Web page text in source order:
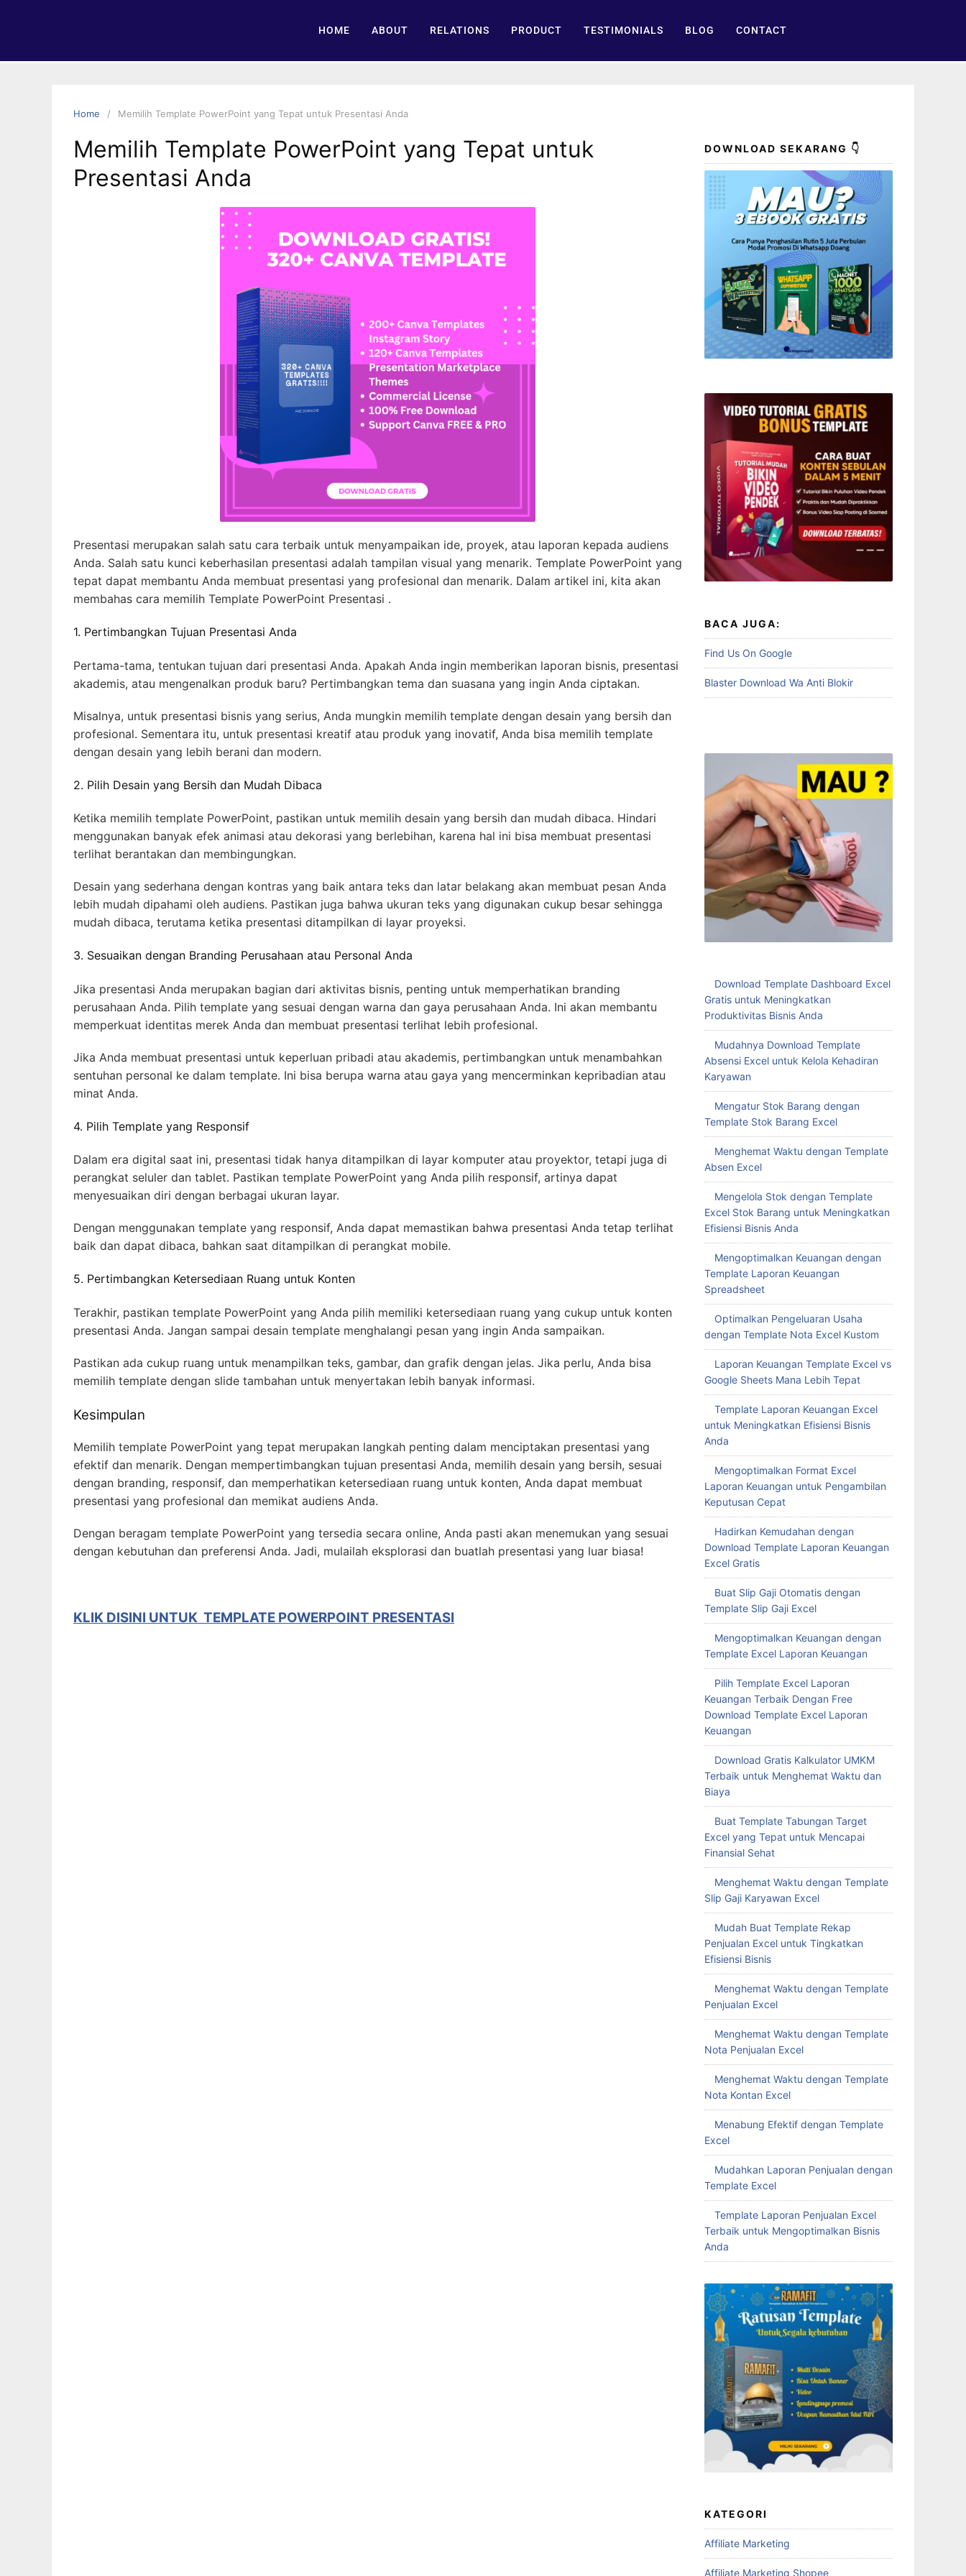
HOME ABOUT RELATIONS PRODUCT TESTIMONIALS BLOG CONTACT
Home Memilih Template PowerPoint yang Tepat untuk Presentasi Anda
Memilih Template PowerPoint yang Tepat untuk
Presentasi Anda
Presentasi merupakan salah satu cara terbaik untuk menyampaikan ide, proyek, atau laporan kepada audiens
Anda. Salah satu kunci keberhasilan presentasi adalah tampilan visual yang menarik. Template PowerPoint yang
tepat dapat membantu Anda membuat presentasi yang profesional dan menarik. Dalam artikel ini, kita akan
membahas cara memilih Template PowerPoint Presentasi .
1. Pertimbangkan Tujuan Presentasi Anda
Pertama-tama, tentukan tujuan dari presentasi Anda. Apakah Anda ingin memberikan laporan bisnis, presentasi
akademis, atau mengenalkan produk baru? Pertimbangkan tema dan suasana yang ingin Anda ciptakan.
Misalnya, untuk presentasi bisnis yang serius, Anda mungkin memilih template dengan desain yang bersih dan
profesional. Sementara itu, untuk presentasi kreatif atau produk yang inovatif, Anda bisa memilih template
dengan desain yang lebih berani dan modern.
2. Pilih Desain yang Bersih dan Mudah Dibaca
Ketika memilih template PowerPoint, pastikan untuk memilih desain yang bersih dan mudah dibaca. Hindari
menggunakan banyak efek animasi atau dekorasi yang berlebihan, karena hal ini bisa membuat presentasi
terlihat berantakan dan membingungkan.
Desain yang sederhana dengan kontras yang baik antara teks dan latar belakang akan membuat pesan Anda
lebih mudah dipahami oleh audiens. Pastikan juga bahwa ukuran teks yang digunakan cukup besar sehingga
mudah dibaca, terutama ketika presentasi ditampilkan di layar proyeksi.
3. Sesuaikan dengan Branding Perusahaan atau Personal Anda
Jika presentasi Anda merupakan bagian dari aktivitas bisnis, penting untuk memperhatikan branding
perusahaan Anda. Pilih template yang sesuai dengan warna dan gaya perusahaan Anda. Ini akan membantu
memperkuat identitas merek Anda dan membuat presentasi terlihat lebih profesional.
Jika Anda membuat presentasi untuk keperluan pribadi atau akademis, pertimbangkan untuk menambahkan
sentuhan personal ke dalam template. Ini bisa berupa warna atau gaya yang mencerminkan kepribadian atau
minat Anda.
4. Pilih Template yang Responsif
Dalam era digital saat ini, presentasi tidak hanya ditampilkan di layar komputer atau proyektor, tetapi juga di
perangkat seluler dan tablet. Pastikan template PowerPoint yang Anda pilih responsif, artinya dapat
menyesuaikan diri dengan berbagai ukuran layar.
Dengan menggunakan template yang responsif, Anda dapat memastikan bahwa presentasi Anda tetap terlihat
baik dan dapat dibaca, bahkan saat ditampilkan di perangkat mobile.
5. Pertimbangkan Ketersediaan Ruang untuk Konten
Terakhir, pastikan template PowerPoint yang Anda pilih memiliki ketersediaan ruang yang cukup untuk konten
presentasi Anda. Jangan sampai desain template menghalangi pesan yang ingin Anda sampaikan.
Pastikan ada cukup ruang untuk menampilkan teks, gambar, dan grafik dengan jelas. Jika perlu, Anda bisa
memilih template dengan slide tambahan untuk menyertakan lebih banyak informasi.
Kesimpulan
Memilih template PowerPoint yang tepat merupakan langkah penting dalam menciptakan presentasi yang
efektif dan menarik. Dengan mempertimbangkan tujuan presentasi Anda, memilih desain yang bersih, sesuai
dengan branding, responsif, dan memperhatikan ketersediaan ruang untuk konten, Anda dapat membuat
presentasi yang profesional dan memikat audiens Anda.
Dengan beragam template PowerPoint yang tersedia secara online, Anda pasti akan menemukan yang sesuai
dengan kebutuhan dan preferensi Anda. Jadi, mulailah eksplorasi dan buatlah presentasi yang luar biasa!
KLIK DISINI UNTUK TEMPLATE POWERPOINT PRESENTASI
DOWNLOAD SEKARANG 👇
BACA JUGA:
Find Us On Google
Blaster Download Wa Anti Blokir
Download Template Dashboard Excel
Gratis untuk Meningkatkan
Produktivitas Bisnis Anda
Mudahnya Download Template
Absensi Excel untuk Kelola Kehadiran
Karyawan
Mengatur Stok Barang dengan
Template Stok Barang Excel
Menghemat Waktu dengan Template
Absen Excel
Mengelola Stok dengan Template
Excel Stok Barang untuk Meningkatkan
Efisiensi Bisnis Anda
Mengoptimalkan Keuangan dengan
Template Laporan Keuangan
Spreadsheet
Optimalkan Pengeluaran Usaha
dengan Template Nota Excel Kustom
Laporan Keuangan Template Excel vs
Google Sheets Mana Lebih Tepat
Template Laporan Keuangan Excel
untuk Meningkatkan Efisiensi Bisnis
Anda
Mengoptimalkan Format Excel
Laporan Keuangan untuk Pengambilan
Keputusan Cepat
Hadirkan Kemudahan dengan
Download Template Laporan Keuangan
Excel Gratis
Buat Slip Gaji Otomatis dengan
Template Slip Gaji Excel
Mengoptimalkan Keuangan dengan
Template Excel Laporan Keuangan
Pilih Template Excel Laporan
Keuangan Terbaik Dengan Free
Download Template Excel Laporan
Keuangan
Download Gratis Kalkulator UMKM
Terbaik untuk Menghemat Waktu dan
Biaya
Buat Template Tabungan Target
Excel yang Tepat untuk Mencapai
Finansial Sehat
Menghemat Waktu dengan Template
Slip Gaji Karyawan Excel
Mudah Buat Template Rekap
Penjualan Excel untuk Tingkatkan
Efisiensi Bisnis
Menghemat Waktu dengan Template
Penjualan Excel
Menghemat Waktu dengan Template
Nota Penjualan Excel
Menghemat Waktu dengan Template
Nota Kontan Excel
Menabung Efektif dengan Template
Excel
Mudahkan Laporan Penjualan dengan
Template Excel
Template Laporan Penjualan Excel
Terbaik untuk Mengoptimalkan Bisnis
Anda
KATEGORI
Affiliate Marketing
Affiliate Marketing Shopee